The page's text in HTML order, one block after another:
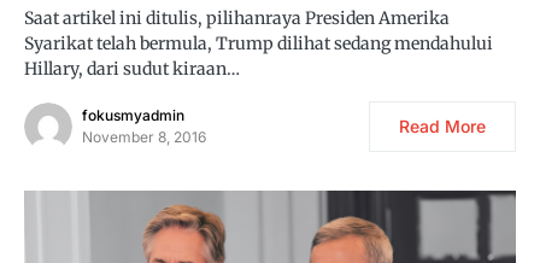
Saat artikel ini ditulis, pilihanraya Presiden Amerika
Syarikat telah bermula, Trump dilihat sedang mendahului
Hillary, dari sudut kiraan…
fokusmyadmin
November 8, 2016
Read More